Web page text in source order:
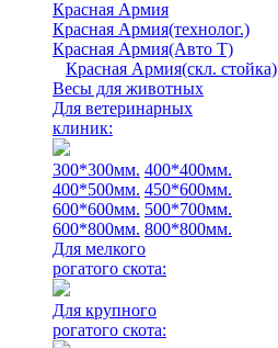
Красная Армия
Красная Армия(технолог.)
Красная Армия(Авто Т)
Красная Армия(скл. стойка)
Весы для животных
Для ветеринарных
клиник:
300*300мм. 400*400мм.
400*500мм. 450*600мм.
600*600мм. 500*700мм.
600*800мм. 800*800мм.
Для мелкого
рогатого скота:
Для крупного
рогатого скота: